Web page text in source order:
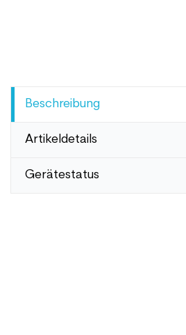
Beschreibung
Artikeldetails
Gerätestatus